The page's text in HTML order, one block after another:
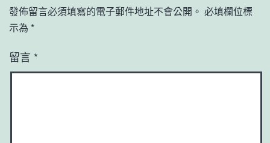
發佈留言必須填寫的電子郵件地址不會公開。 必填欄位標
示為 *
留言 *